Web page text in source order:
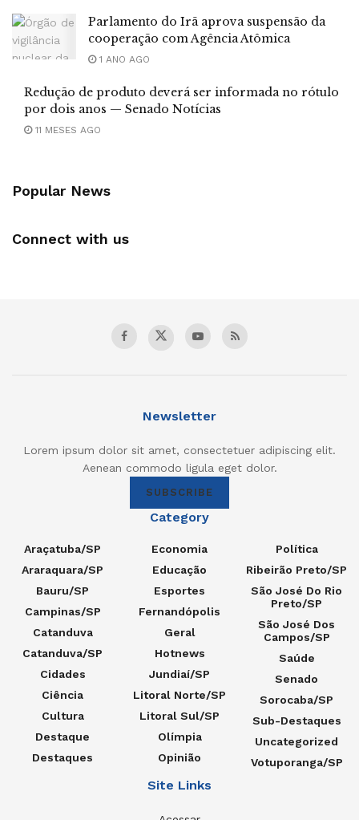
Parlamento do Irã aprova suspensão da
cooperação com Agência Atômica
1 ANO AGO
Redução de produto deverá ser informada no rótulo
por dois anos — Senado Notícias
11 MESES AGO
Popular News
Connect with us
Newsletter
Lorem ipsum dolor sit amet, consectetuer adipiscing elit.
Aenean commodo ligula eget dolor.
SUBSCRIBE
Category
Araçatuba/SP
Araraquara/SP
Bauru/SP
Campinas/SP
Catanduva
Catanduva/SP
Cidades
Ciência
Cultura
Destaque
Destaques
Economia
Educação
Esportes
Fernandópolis
Geral
Hotnews
Jundiaí/SP
Litoral Norte/SP
Litoral Sul/SP
Olímpia
Opinião
Política
Ribeirão Preto/SP
São José Do Rio
Preto/SP
São José Dos
Campos/SP
Saúde
Senado
Sorocaba/SP
Sub-Destaques
Uncategorized
Votuporanga/SP
Site Links